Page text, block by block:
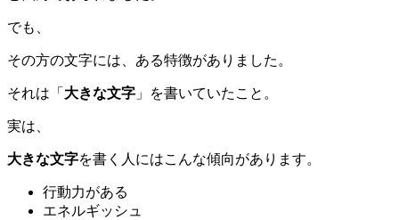
でも、
その方の文字には、ある特徴がありました。
それは「 大きな文字 」を書いていたこと。
実は、
大きな文字を書く人にはこんな傾向があります。
行動力がある
エネルギッシュ